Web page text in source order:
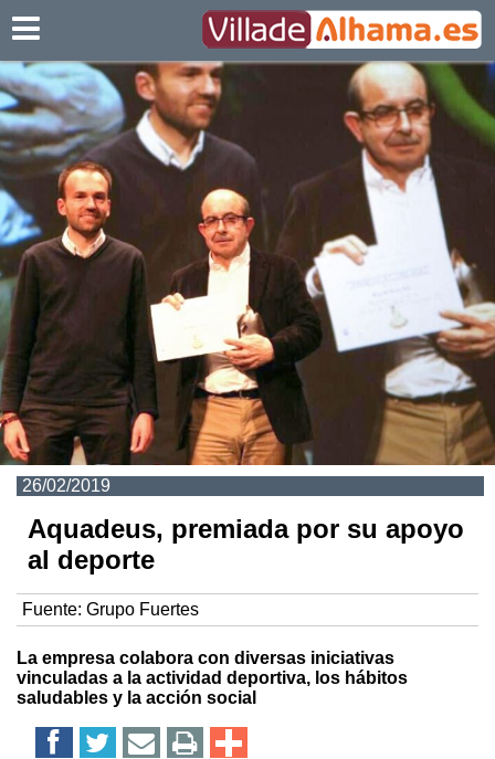
26/02/2019
Aquadeus, premiada por su apoyo
al deporte
Fuente: Grupo Fuertes
La empresa colabora con diversas iniciativas
vinculadas a la actividad deportiva, los hábitos
saludables y la acción social